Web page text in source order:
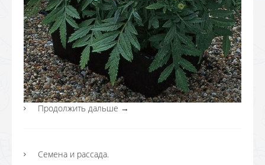
Продолжить дальше →
Семена и рассада.